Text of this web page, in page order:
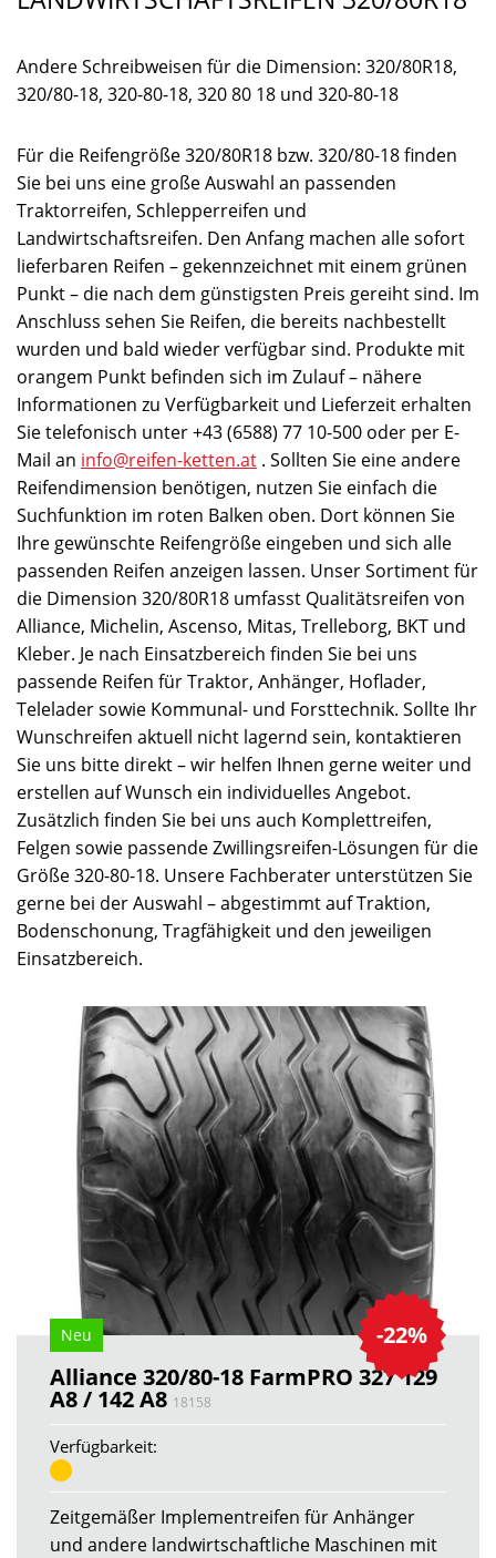
Andere Schreibweisen für die Dimension: 320/80R18,
320/80-18, 320-80-18, 320 80 18 und 320-80-18
Für die Reifengröße 320/80R18 bzw. 320/80-18 finden
Sie bei uns eine große Auswahl an passenden
Traktorreifen, Schlepperreifen und
Landwirtschaftsreifen. Den Anfang machen alle sofort
lieferbaren Reifen – gekennzeichnet mit einem grünen
Punkt – die nach dem günstigsten Preis gereiht sind. Im
Anschluss sehen Sie Reifen, die bereits nachbestellt
wurden und bald wieder verfügbar sind. Produkte mit
orangem Punkt befinden sich im Zulauf – nähere
Informationen zu Verfügbarkeit und Lieferzeit erhalten
Sie telefonisch unter +43 (6588) 77 10-500 oder per E-
Mail an info@reifen-ketten.at . Sollten Sie eine andere
Reifendimension benötigen, nutzen Sie einfach die
Suchfunktion im roten Balken oben. Dort können Sie
Ihre gewünschte Reifengröße eingeben und sich alle
passenden Reifen anzeigen lassen. Unser Sortiment für
die Dimension 320/80R18 umfasst Qualitätsreifen von
Alliance, Michelin, Ascenso, Mitas, Trelleborg, BKT und
Kleber. Je nach Einsatzbereich finden Sie bei uns
passende Reifen für Traktor, Anhänger, Hoflader,
Telelader sowie Kommunal- und Forsttechnik. Sollte Ihr
Wunschreifen aktuell nicht lagernd sein, kontaktieren
Sie uns bitte direkt – wir helfen Ihnen gerne weiter und
erstellen auf Wunsch ein individuelles Angebot.
Zusätzlich finden Sie bei uns auch Komplettreifen,
Felgen sowie passende Zwillingsreifen-Lösungen für die
Größe 320-80-18. Unsere Fachberater unterstützen Sie
gerne bei der Auswahl – abgestimmt auf Traktion,
Bodenschonung, Tragfähigkeit und den jeweiligen
Einsatzbereich.
-22%
Neu
Alliance 320/80-18 FarmPRO 327 129
A8 / 142 A8 18158
Verfügbarkeit:
Zeitgemäßer Implementreifen für Anhänger
und andere landwirtschaftliche Maschinen mit